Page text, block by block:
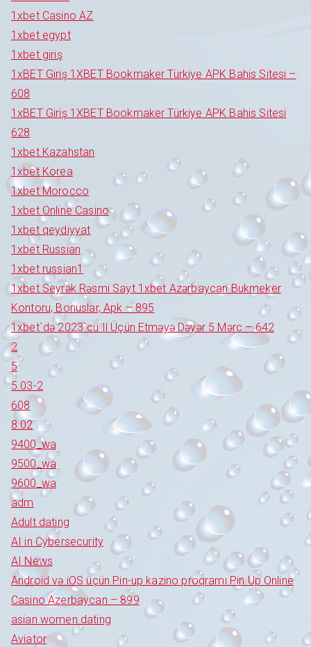
1xbet Casino AZ
1xbet egypt
1xbet giriş
1xBET Giriş 1XBET Bookmaker Türkiye APK Bahis Sitesi –
608
1xBET Giriş 1XBET Bookmaker Türkiye APK Bahis Sitesi
628
1xbet Kazahstan
1xbet Korea
1xbet Morocco
1xbet Online Casino
1xbet qeydiyyat
1xbet Russian
1xbet russian1
1xbet Seyrək Rəsmi Sayt 1xbet Azərbaycan Bukmeker
Kontoru, Bonuslar, Apk – 895
1xbet`də 2023`cü Il Üçün Etməyə Dəyər 5 Mərc – 642
2
5
5.03-2
608
8.02
9400_wa
9500_wa
9600_wa
adm
Adult dating
AI in Cybersecurity
AI News
Android və iOS üçün Pin-up kazino proqramı Pin Up Online
Casino Azerbaycan – 899
asian women dating
Aviator